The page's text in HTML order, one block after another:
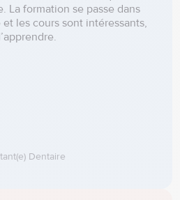
La formation se passe dans
les cours sont intéressants,
Dentaire